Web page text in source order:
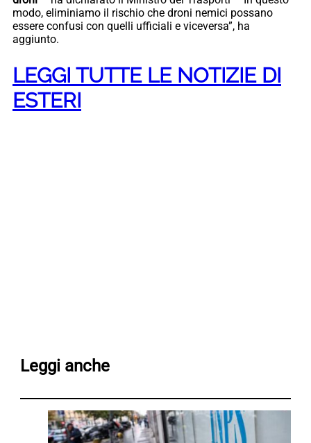
modo, eliminiamo il rischio che droni nemici possano
essere confusi con quelli ufficiali e viceversa”, ha
aggiunto.
LEGGI TUTTE LE NOTIZIE DI
ESTERI
Leggi anche